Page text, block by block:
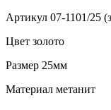
Артикул 07-1101/25
Цвет золото
Размер 25мм
Материал метанит